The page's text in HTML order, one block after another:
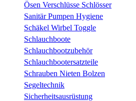
Ösen Verschlüsse Schlösser
Sanitär Pumpen Hygiene
Schäkel Wirbel Toggle
Schlauchboote
Schlauchbootzubehör
Schlauchbootersatzteile
Schrauben Nieten Bolzen
Segeltechnik
Sicherheitsausrüstung